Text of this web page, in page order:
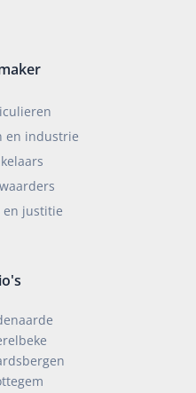
en industrie
en justitie